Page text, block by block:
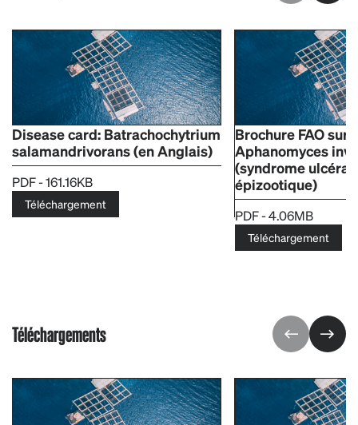
Disease card: Batrachochytrium
salamandrivorans (en Anglais)
PDF - 161.16KB
Téléchargement
Brochure FAO sur
Aphanomyces
(syndrome
épizootique)
PDF - 4.06MB
Téléchargement
Téléchargements